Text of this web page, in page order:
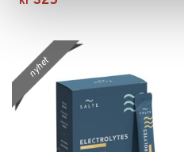
nyhet